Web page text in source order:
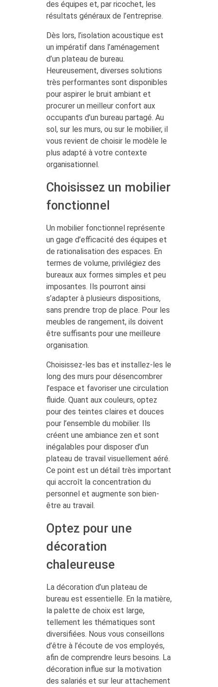
des équipes et, par ricochet, les
résultats généraux de l’entreprise.
Dès lors, l’isolation acoustique est
un impératif dans l’aménagement
d’un plateau de bureau.
Heureusement, diverses solutions
très performantes sont disponibles
pour aspirer le bruit ambiant et
procurer un meilleur confort aux
occupants d’un bureau partagé. Au
sol, sur les murs, ou sur le mobilier, il
vous revient de choisir le modèle le
plus adapté à votre contexte
organisationnel.
Choisissez un mobilier
fonctionnel
Un mobilier fonctionnel représente
un gage d’efficacité des équipes et
de rationalisation des espaces. En
termes de volume, privilégiez des
bureaux aux formes simples et peu
imposantes. Ils pourront ainsi
s’adapter à plusieurs dispositions,
sans prendre trop de place. Pour les
meubles de rangement, ils doivent
être suffisants pour une meilleure
organisation.
Choisissez-les bas et installez-les le
long des murs pour désencombrer
l’espace et favoriser une circulation
fluide. Quant aux couleurs, optez
pour des teintes claires et douces
pour l’ensemble du mobilier. Ils
créent une ambiance zen et sont
inégalables pour disposer d’un
plateau de travail visuellement aéré.
Ce point est un détail très important
qui accroît la concentration du
personnel et augmente son bien-
être au travail.
Optez pour une
décoration
chaleureuse
La décoration d’un plateau de
bureau est essentielle. En la matière,
la palette de choix est large,
tellement les thématiques sont
diversifiées. Nous vous conseillons
d’être à l’écoute de vos employés,
afin de comprendre leurs besoins. La
décoration influe sur la motivation
des salariés et sur leur attachement